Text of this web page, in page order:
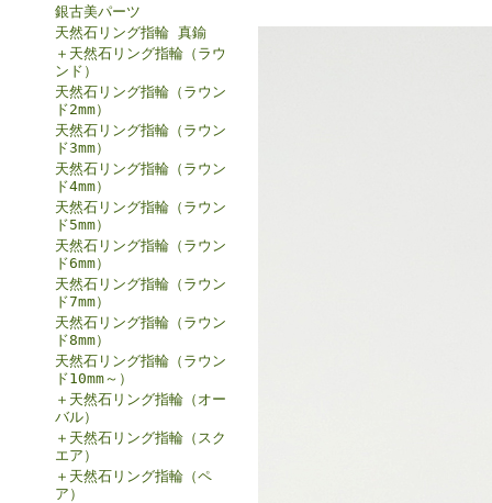
銀古美パーツ
天然石リング指輪 真鍮
＋天然石リング指輪（ラウ
ンド）
天然石リング指輪（ラウン
ド2mm）
天然石リング指輪（ラウン
ド3mm）
天然石リング指輪（ラウン
ド4mm）
天然石リング指輪（ラウン
ド5mm）
天然石リング指輪（ラウン
ド6mm）
天然石リング指輪（ラウン
ド7mm）
天然石リング指輪（ラウン
ド8mm）
天然石リング指輪（ラウン
ド10mm～）
＋天然石リング指輪（オー
バル）
＋天然石リング指輪（スク
エア）
＋天然石リング指輪（ペ
ア）